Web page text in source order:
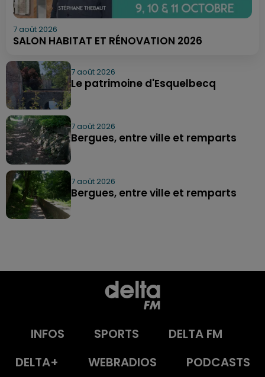
7 août 2026
SALON HABITAT ET RÉNOVATION 2026
7 août 2026
Le patrimoine d'Esquelbecq
7 août 2026
Bergues, entre ville et remparts
7 août 2026
Bergues, entre ville et remparts
INFOS SPORTS
DELTA FM
DELTA+
WEBRADIOS PODCASTS